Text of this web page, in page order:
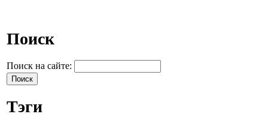
Поиск
Поиск на сайте:
Тэги